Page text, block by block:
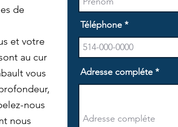
de
et votre
au cur
vous
nous
nous
Téléphone
Adresse compléte